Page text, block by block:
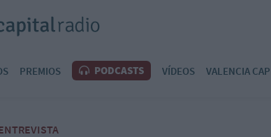
PREMIOS PODCASTS VÍDEOS VALENCIA